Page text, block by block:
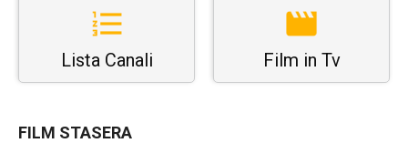
Lista Canali Film in Tv
FILM STASERA